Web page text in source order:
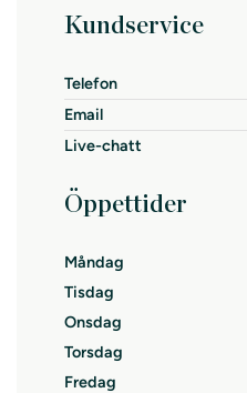
Kundservice
Telefon
Email
Live-chatt
Öppettider
Måndag
Tisdag
Onsdag
Torsdag
Fredag